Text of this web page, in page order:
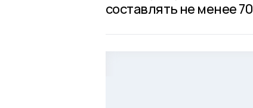
составлять не менее